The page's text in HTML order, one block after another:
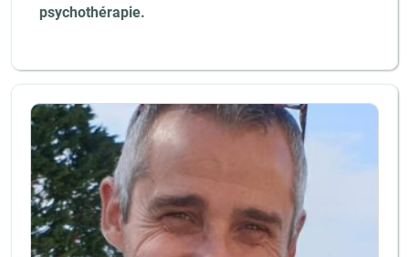
psychothérapie.